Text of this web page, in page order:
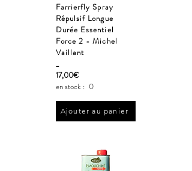
Farrierfly Spray
Répulsif Longue
Durée Essentiel
Force 2 - Michel
Vaillant
_
17,00€
en stock : 0
Ajouter au panier